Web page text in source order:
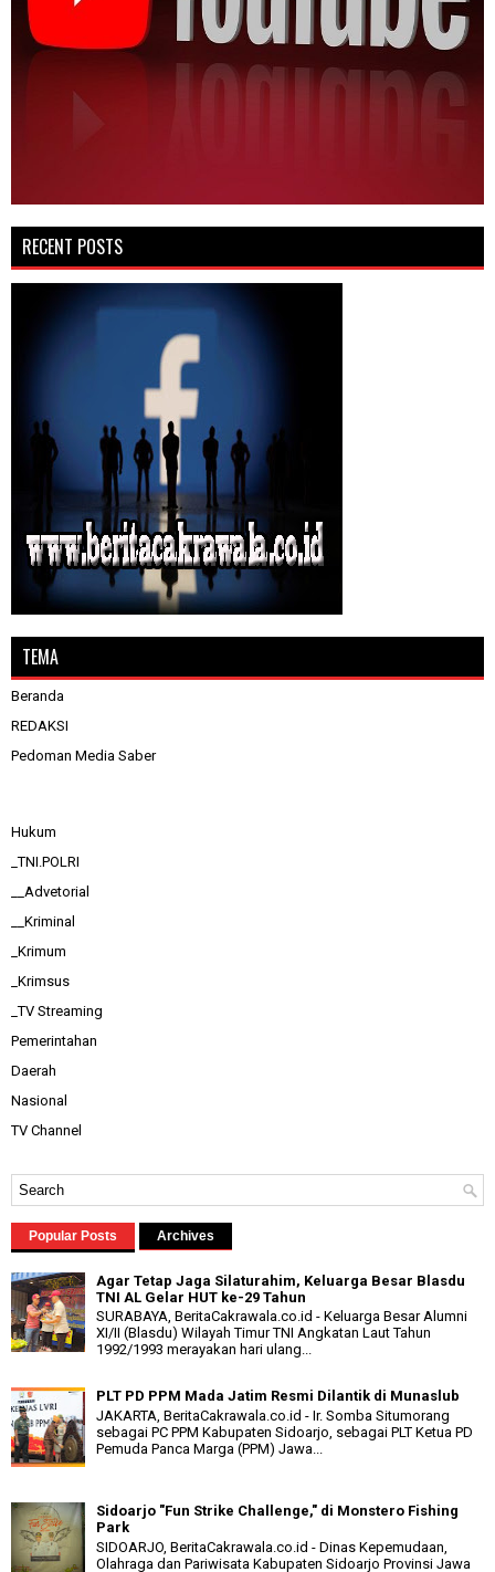
RECENT POSTS
TEMA
Beranda
REDAKSI
Pedoman Media Saber
Hukum
_TNI.POLRI
__Advetorial
__Kriminal
_Krimum
_Krimsus
_TV Streaming
Pemerintahan
Daerah
Nasional
TV Channel
Popular Posts Archives
Agar Tetap Jaga Silaturahim, Keluarga Besar Blasdu
TNI AL Gelar HUT ke-29 Tahun
SURABAYA, BeritaCakrawala.co.id - Keluarga Besar Alumni
XI/II (Blasdu) Wilayah Timur TNI Angkatan Laut Tahun
1992/1993 merayakan hari ulang...
PLT PD PPM Mada Jatim Resmi Dilantik di Munaslub
JAKARTA, BeritaCakrawala.co.id - Ir. Somba Situmorang
sebagai PC PPM Kabupaten Sidoarjo, sebagai PLT Ketua PD
Pemuda Panca Marga (PPM) Jawa...
Sidoarjo "Fun Strike Challenge," di Monstero Fishing
Park
SIDOARJO, BeritaCakrawala.co.id - Dinas Kepemudaan,
Olahraga dan Pariwisata Kabupaten Sidoarjo Provinsi Jawa